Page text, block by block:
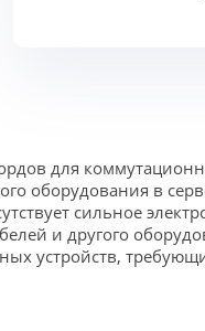
для
оборудования в
сильное
и другого
устройств,